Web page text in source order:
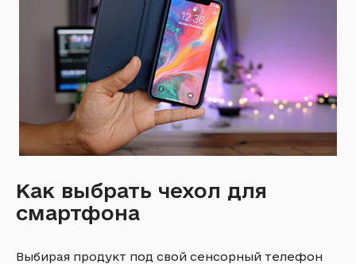
Как выбрать чехол для
смартфона
Выбирая продукт под свой сенсорный телефон